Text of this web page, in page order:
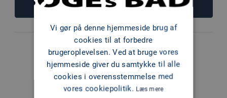
LÆS MERE
Vi gør på denne hjemmeside brug af
cookies til at forbedre
brugeroplevelsen. Ved at bruge vores
hjemmeside giver du samtykke til alle
cookies i overensstemmelse med
vores cookiepolitik. Læs mere